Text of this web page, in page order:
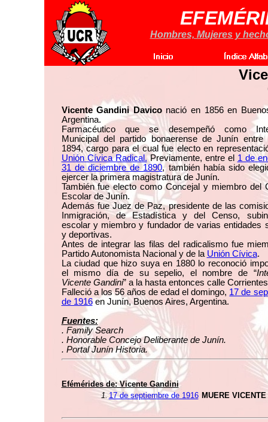
Hombres, Mujeres y
Vicente Gandini Daviconació en 1856 en
Argentina.
Farmacéutico que se desempeñó como
Municipal del partido bonaerense de Junín entre
1894, cargo para el cual fue electo en
Unión Cívica Radical.Previamente, entre el 1 de
31 de diciembre de 1890, también había sido
ejercer la primera magistratura de Junín.
También fue electo como Concejal y miembro del
Escolar de Junín.
Además fue Juez de Paz, presidente de las
Inmigración, de Estadística y del Censo,
escolar y miembro y fundador de varias entidades
y deportivas.
Antes de integrar las filas del radicalismo fue
Partido Autonomista Nacional y de la Unión Cívica.
La ciudad que hizo suya en 1880 lo reconoció
el mismo día de su sepelio, el nombre de “
Vicente Gandini” a la hasta entonces calle
Falleció a los 56 años de edad el domingo, 17 de
de 1916en Junín, Buenos Aires, Argentina.
Fuentes:
. Family Search
. Honorable Concejo Deliberante de Junín.
. Portal Junín Historia.
Efémérides de: Vicente Gandini
1.17 de septiembre de 1916 MUERE